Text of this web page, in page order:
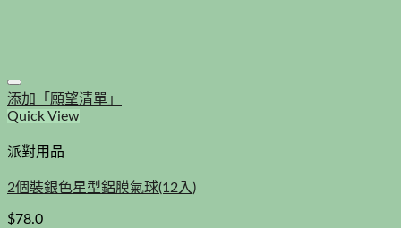
添加「願望清單」
Quick View
派對用品
2個裝銀色星型鋁膜氣球(12入)
$78.0